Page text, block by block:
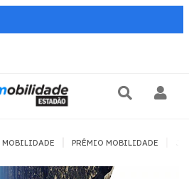
MOBILIDADE PRÊMIO MOBILIDADE